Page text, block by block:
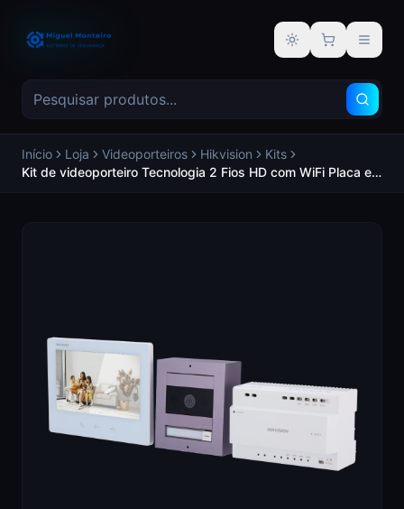
Alternar tema
Início Loja Videoporteiros Hikvision
Kits
Kit de videoporteiro Tecnologia 2 Fios HD com WiFi Placa e